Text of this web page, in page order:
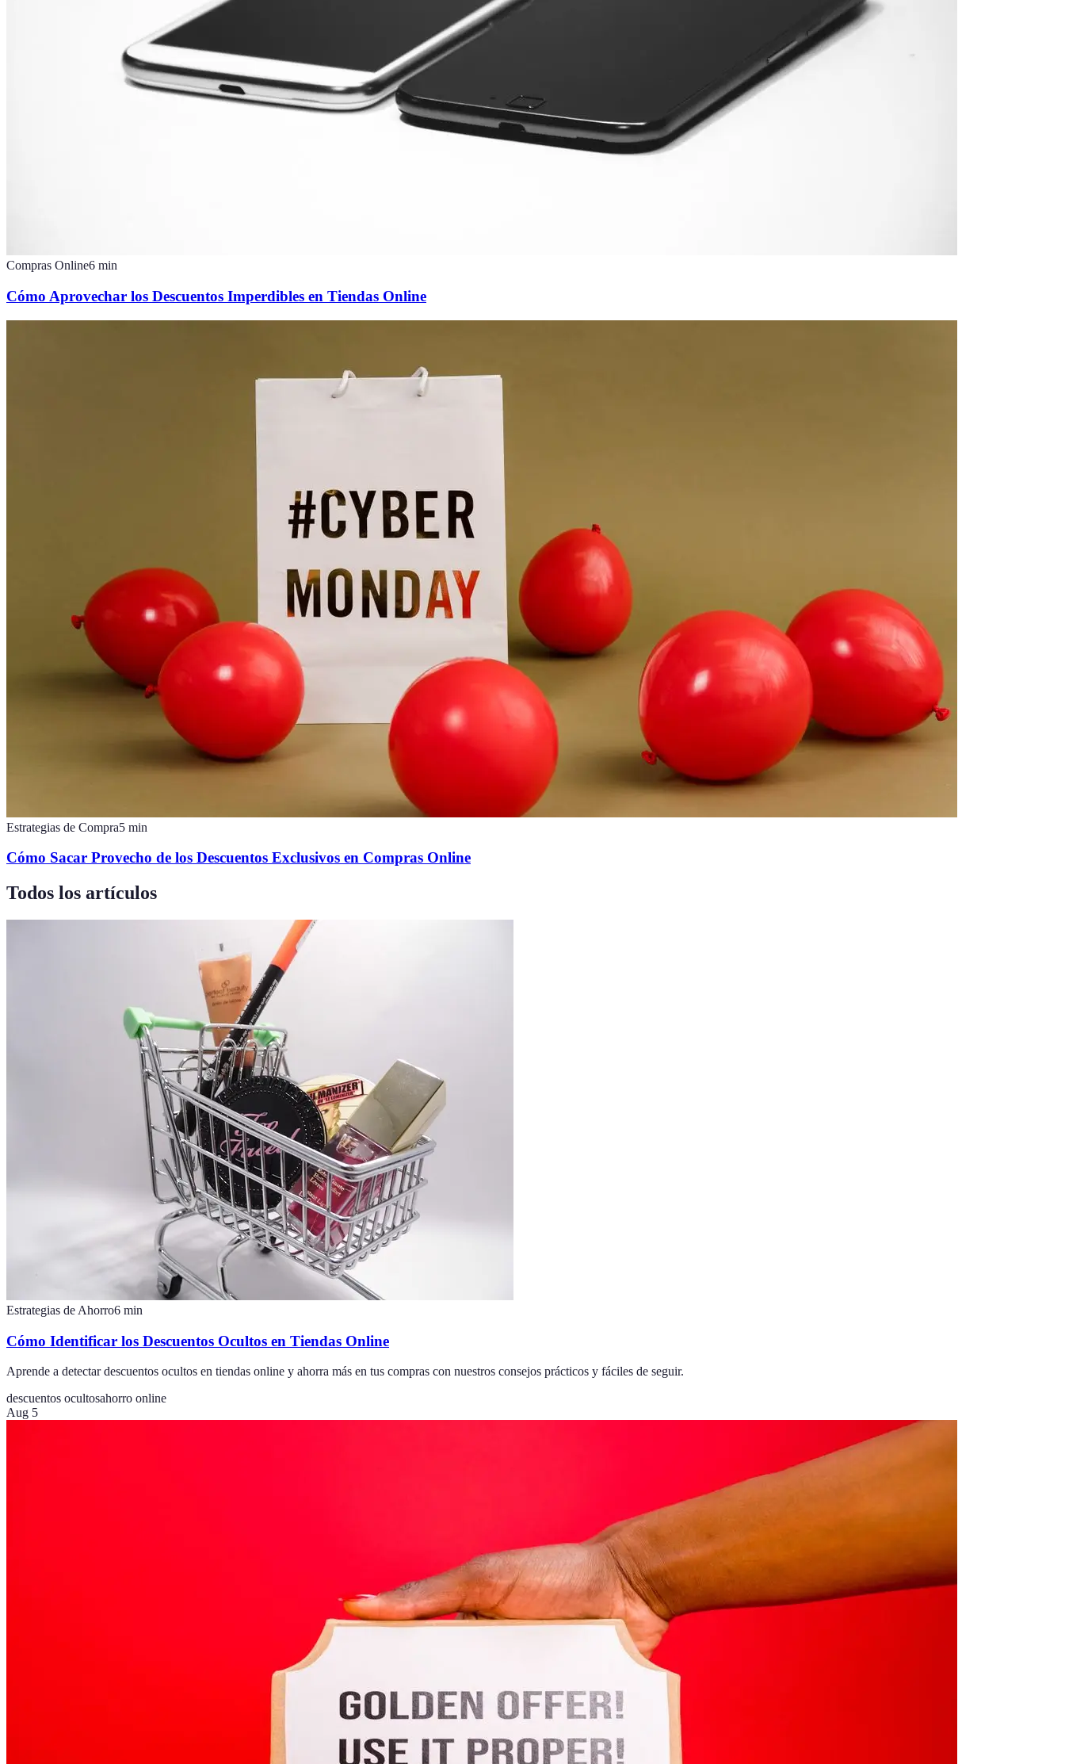
Compras Online6 min
Cómo Aprovechar los Descuentos Imperdibles en Tiendas Online
Estrategias de Compra5 min
Cómo Sacar Provecho de los Descuentos Exclusivos en Compras Online
Todos los artículos
Estrategias de Ahorro6 min
Cómo Identificar los Descuentos Ocultos en Tiendas Online
Aprende a detectar descuentos ocultos en tiendas online y ahorra más en tus compras con nuestros consejos prácticos y fáciles de seguir.
descuentos ocultosahorro online
Aug 5